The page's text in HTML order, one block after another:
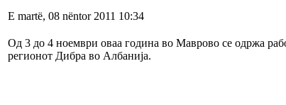
E martë, 08 nëntor 2011 10:34
Од 3 до 4 ноември оваа година во Маврово се одржа
регионот Дибра во Албанија.